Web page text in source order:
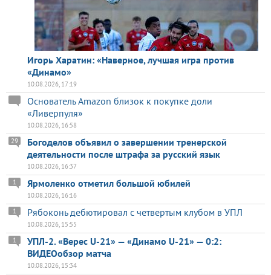
Игорь Харатин: «Наверное, лучшая игра против
«Динамо»
10.08.2026, 17:19
Основатель Amazon близок к покупке доли
«Ливерпуля»
10.08.2026, 16:58
Богоделов объявил о завершении тренерской
деятельности после штрафа за русский язык
29
10.08.2026, 16:37
Ярмоленко отметил большой юбилей
1
10.08.2026, 16:16
Рябоконь дебютировал с четвертым клубом в УПЛ
1
10.08.2026, 15:55
УПЛ-2. «Верес U-21» — «Динамо U-21» — 0:2:
ВИДЕОобзор матча
1
10.08.2026, 15:34